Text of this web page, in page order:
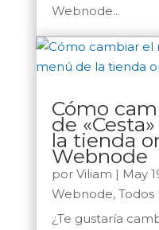
Webnode...
Cómo
de
la tienda
Webnode
por Viliam | May
Webnode, Todos
¿Te gustaría